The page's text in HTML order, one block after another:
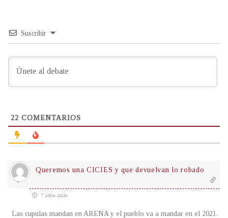
Suscribir
22 COMENTARIOS
Queremos una CICIES y que devuelvan lo robado
7 años atrás
Las cupulas mandan en ARENA y el pueblo va a mandar en el 2021.